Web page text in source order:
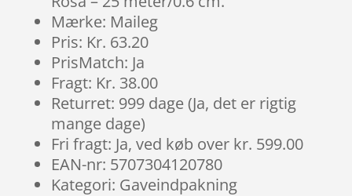
Mærke: Maileg
Pris: Kr. 63.20
PrisMatch: Ja
Fragt: Kr. 38.00
Returret: 999 dage (Ja, det er rigtig
mange dage)
Fri fragt: Ja, ved køb over kr. 599.00
EAN-nr: 5707304120780
Kategori: Gaveindpakning